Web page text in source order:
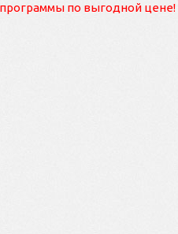
по выгодной цене!